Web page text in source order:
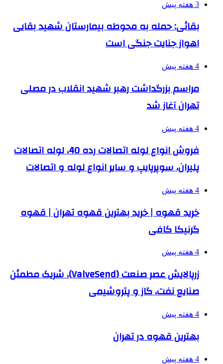
3 هفته پیش
بقائی: حمله به محوطه بیمارستان شهید بقایی
اهواز جنایت جنگی است
4 هفته پیش
مراسم بزرگداشت رهبر شهید انقلاب در مصلی
تهران آغاز شد
4 هفته پیش
فروش انواع لوله اتصالات رده 40، لوله اتصالات
پلیران، سوپرپایپ و سایر انواع لوله و اتصالات
4 هفته پیش
خرید قهوه | خرید بهترین قهوه تهران | قهوه
گرنیکا کافی
4 هفته پیش
زرپالایش عصر صنعت (ValveSend)، شریک مطمئن
صنایع نفت، گاز و پتروشیمی
4 هفته پیش
بهترین قهوه در تهران
4 هفته پیش